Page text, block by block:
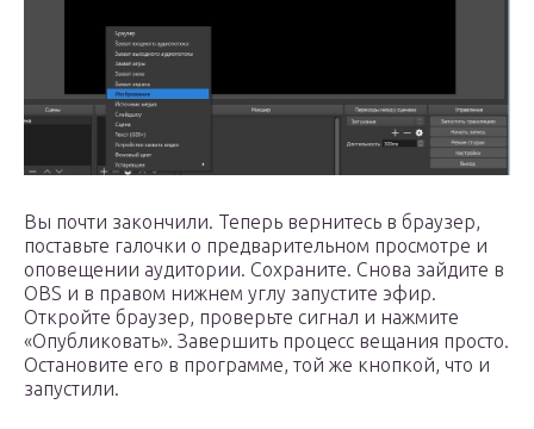
Вы почти закончили. Теперь вернитесь в браузер,
поставьте галочки о предварительном просмотре и
оповещении аудитории. Сохраните. Снова зайдите в
OBS и в правом нижнем углу запустите эфир.
Откройте браузер, проверьте сигнал и нажмите
«Опубликовать». Завершить процесс вещания просто.
Остановите его в программе, той же кнопкой, что и
запустили.